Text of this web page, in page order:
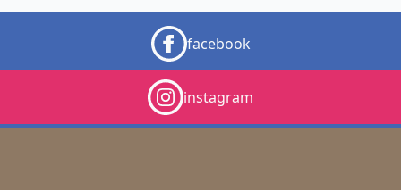
facebook
instagram